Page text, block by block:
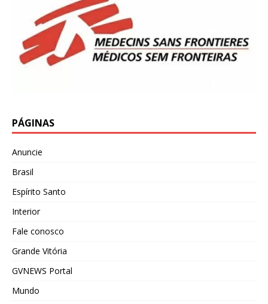
PÁGINAS
Anuncie
Brasil
Espírito Santo
Interior
Fale conosco
Grande Vitória
GVNEWS Portal
Mundo